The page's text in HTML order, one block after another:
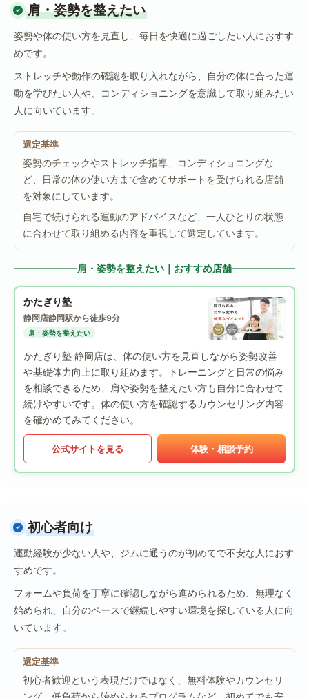
肩・姿勢を整えたい
姿勢や体の使い方を見直し、毎日を快適に過ごしたい人におすす
めです。
ストレッチや動作の確認を取り入れながら、自分の体に合った運
動を学びたい人や、コンディショニングを意識して取り組みたい
人に向いています。
選定基準
姿勢のチェックやストレッチ指導、コンディショニングな
ど、日常の体の使い方まで含めてサポートを受けられる店舗
を対象にしています。
自宅で続けられる運動のアドバイスなど、一人ひとりの状態
に合わせて取り組める内容を重視して選定しています。
肩・姿勢を整えたい｜おすすめ店舗
かたぎり塾
静岡店静岡駅から徒歩9分
肩・姿勢を整えたい
かたぎり塾 静岡店は、体の使い方を見直しながら姿勢改善
や基礎体力向上に取り組めます。トレーニングと日常の悩み
を相談できるため、肩や姿勢を整えたい方も自分に合わせて
続けやすいです。体の使い方を確認するカウンセリング内容
を確かめてみてください。
公式サイトを見る 体験・相談予約
初心者向け
運動経験が少ない人や、ジムに通うのが初めてで不安な人におす
すめです。
フォームや負荷を丁寧に確認しながら進められるため、無理なく
始められ、自分のペースで継続しやすい環境を探している人に向
いています。
選定基準
初心者歓迎という表現だけではなく、無料体験やカウンセリ